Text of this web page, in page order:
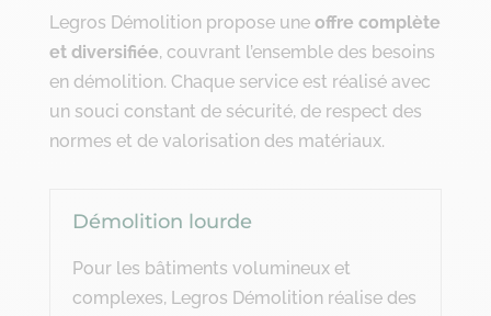
Legros Démolition propose une offre complète
et diversifiée, couvrant l’ensemble des besoins
en démolition. Chaque service est réalisé avec
un souci constant de sécurité, de respect des
normes et de valorisation des matériaux.
Démolition lourde
Pour les bâtiments volumineux et
complexes, Legros Démolition réalise des